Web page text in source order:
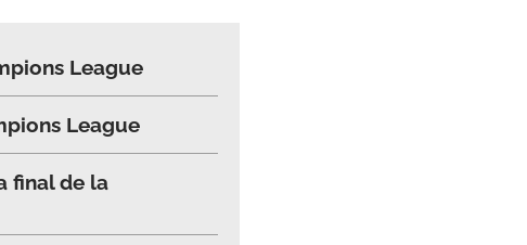
League
League
final de la